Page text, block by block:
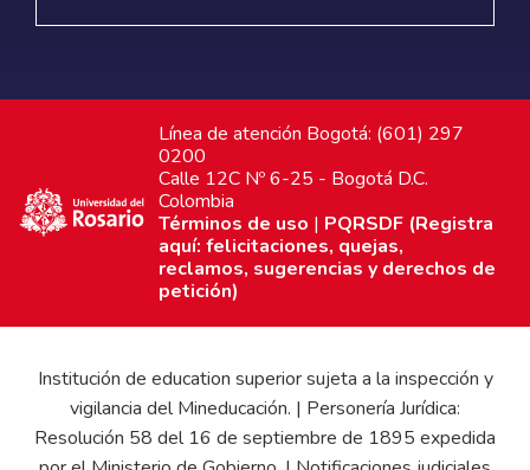
Línea de atención Bogotá: (601) 297
0200
Calle 12C Nº 6-25 - Bogotá D.C.
Colombia
Términos de uso | PQRSDF (Registra
aquí: felicitaciones, quejas,
reclamos, sugerencias y derechos de
petición)
Institución de education superior sujeta a la inspección y
vigilancia del Mineducación. | Personería Jurídica:
Resolución 58 del 16 de septiembre de 1895 expedida